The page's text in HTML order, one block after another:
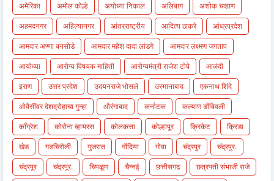
अमेरिका
अमोल कोल्हे अयोध्या निकाल अलिबाग
अशोक चव्हाण
अहमदनगर
अहिल्यानगर आंतरराष्ट्रीय आदित्य ठाकरे
आंध्रप्रदेश
आमदार अण्णा बनसोडे
आमदार महेश दादा लांडगे
आमदार लक्ष्मण जगताप
आयोध्या
आरोग्य विषयक माहिती आरोग्यमंत्री राजेश टोपे
आळंदी
इराण
उत्तर प्रदेश उदयनराजे भोसले उस्मानाबाद
एकनाथ शिंदे
ओवैसींवर देशद्रोहाचा गुन्हा
औरंगाबाद कर्नाटक
कल्याण डोंबिवली
काँग्रेश
कोरोना व्हायरस कोलकत्ता कोल्हापूर क्रिकेट
क्रिडा
खेड
गडचिरोली गुजरात गोंदिया गोवा चंद्रपुर
चंद्रपुर.
चंद्रपूर
चंद्रपूर. चिपळूण चैन्नई छत्तीसगढ
छत्रपती संभाजी राजे